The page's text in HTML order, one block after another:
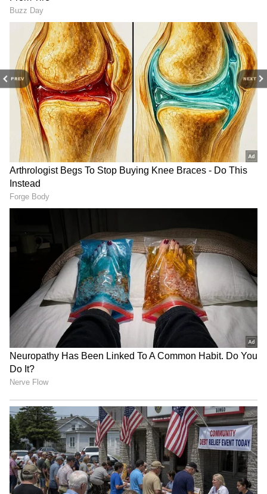
PREV NEXT
குள்ளகுண்டு, கல்லடிப்பட்டி,
முருகந்தூரான்பட்டி, பொட்டிசட்டிப்பட்டி,
தொப்பம்பட்டி, அப்பனூத்து, வேப்பன்வல்சு
உள்ளிட்ட பகுதிகள் அடங்கும்.
Related Articles
School Holiday : கொளுத்தும் வெயில்..
தமிழகத்தில் பள்ளி திறப்பு மீண்டும்
ஒத்திவைப்பு எதிர்பார்ப்பு!
LPG Price Hike: அதிகாலையிலேயே